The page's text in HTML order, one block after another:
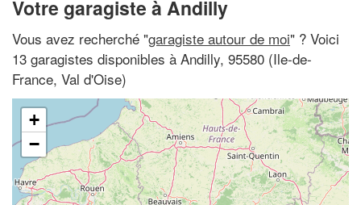
Votre garagiste à Andilly
Vous avez recherché "garagiste autour de moi" ? Voici
13 garagistes disponibles à Andilly, 95580 (Ile-de-
France, Val d'Oise)
+
−